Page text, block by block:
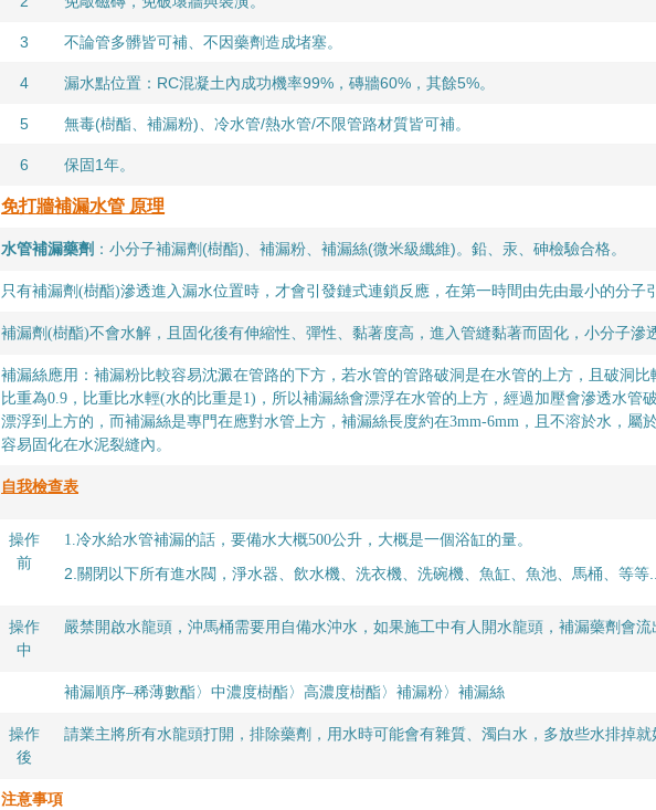
3 不論管多髒皆可補、不因藥劑造成堵塞。
4 漏水點位置：RC混凝土內成功機率99%，磚牆60%，其餘5%。
5 無毒(樹酯、補漏粉)、冷水管/熱水管/不限管路材質皆可補。
6 保固1年。
免打牆補漏水管 原理
水管補漏藥劑 ： 小分子補漏劑(樹酯)、補漏粉、補漏絲(微米級纖維)。鉛、汞、砷檢驗合格。
只有補漏劑(樹酯)滲透進入漏水位置時，才會引發鏈式連鎖反應，在第一時間由先由最小的分子
補漏劑(樹酯)不會水解，且固化後有伸縮性、彈性、黏著度高，進入管縫黏著而固化，小分子滲
補漏絲應用：補漏粉比較容易沈澱在管路的下方，若水管的管路破洞是在水管的上方，且破洞
比重為0.9，比重比水輕(水的比重是1)，所以補漏絲會漂浮在水管的上方，經過加壓會滲透水
漂浮到上方的，而補漏絲是專門在應對水管上方，補漏絲長度約在3mm-6mm，且不溶於水，
容易固化在水泥裂縫內。
自我檢查表
操作
前
1.冷水給水管補漏的話，要備水大概500公升，大概是一個浴缸的量。
2.關閉以下所有進水閥， 淨水器、飲水機、洗衣機、洗碗機、魚缸、魚池、馬桶、等等
操作
中
嚴禁開啟水龍頭，沖馬桶需要用自備水沖水，如果施工中有人開水龍頭，補漏藥劑會
補漏順序–稀薄數酯〉中濃度樹酯〉 高濃度樹酯〉補漏粉〉 補漏絲
操作
後
請業主將所有水龍頭打開，排除藥劑，用水時可能會有雜質、濁白水，多放些水排掉
注意事項